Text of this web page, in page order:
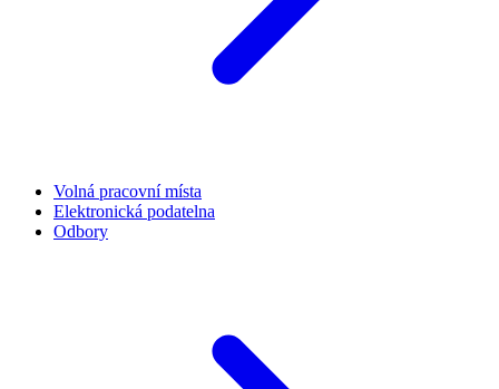
Volná pracovní místa
Elektronická podatelna
Odbory